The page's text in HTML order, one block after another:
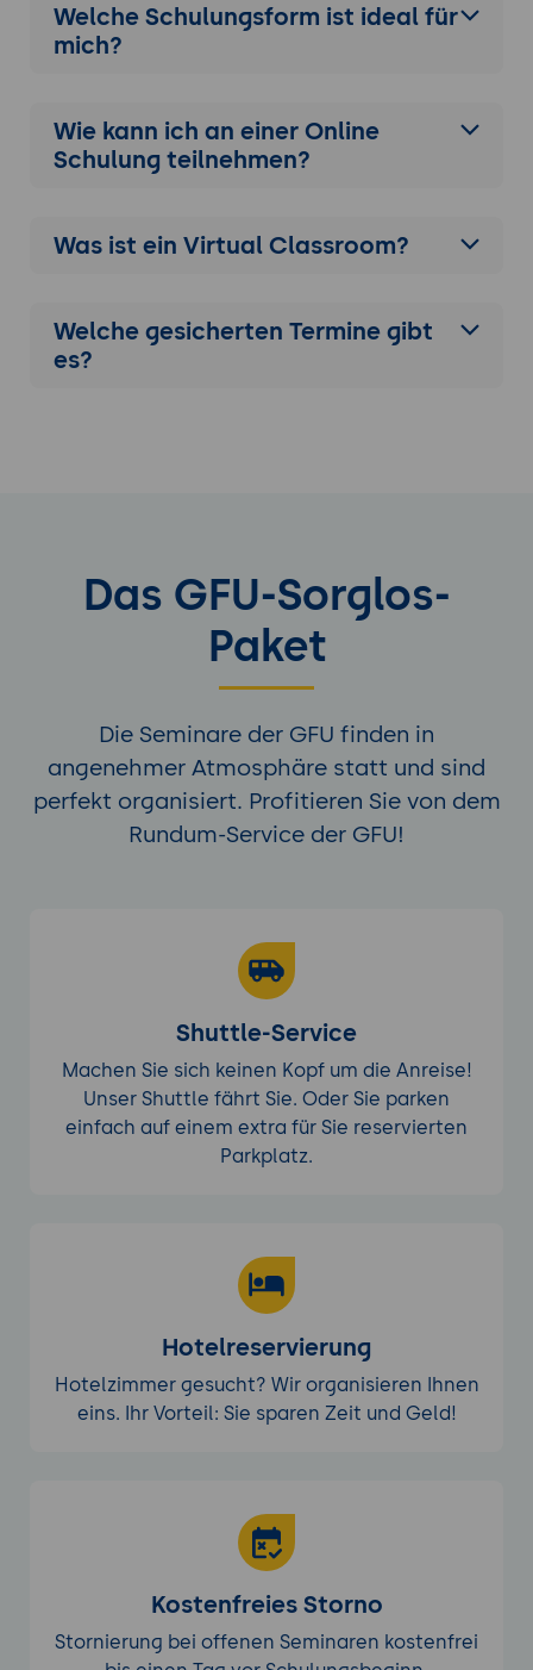
Welche Schulungsform ist ideal für
mich?
Wie kann ich an einer Online
Schulung teilnehmen?
Was ist ein Virtual Classroom?
Welche gesicherten Termine gibt
es?
Das GFU-Sorglos-
Paket
Die Seminare der GFU finden in
angenehmer Atmosphäre statt und sind
perfekt organisiert. Profitieren Sie von dem
Rundum-Service der GFU!
Shuttle-Service
Machen Sie sich keinen Kopf um die Anreise!
Unser Shuttle fährt Sie. Oder Sie parken
einfach auf einem extra für Sie reservierten
Parkplatz.
Hotelreservierung
Hotelzimmer gesucht? Wir organisieren Ihnen
eins. Ihr Vorteil: Sie sparen Zeit und Geld!
Kostenfreies Storno
Stornierung bei offenen Seminaren kostenfrei